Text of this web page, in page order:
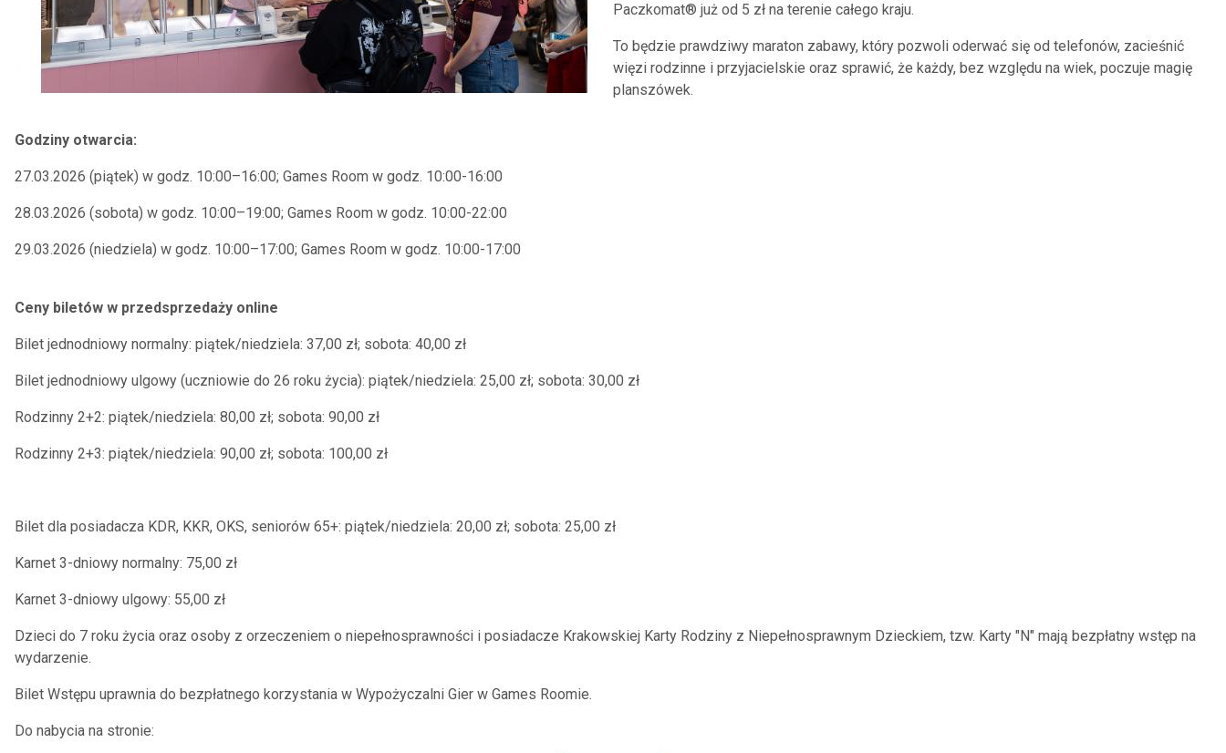
Paczkomat® już od 5 zł na terenie całego kraju.
To będzie prawdziwy maraton zabawy, który pozwoli oderwać się od telefonów, zacieśnić
więzi rodzinne i przyjacielskie oraz sprawić, że każdy, bez względu na wiek, poczuje magię
planszówek.
Godziny otwarcia:
27.03.2026 (piątek) w godz. 10:00–16:00; Games Room w godz. 10:00-16:00
28.03.2026 (sobota) w godz. 10:00–19:00; Games Room w godz. 10:00-22:00
29.03.2026 (niedziela) w godz. 10:00–17:00; Games Room w godz. 10:00-17:00
Ceny biletów w przedsprzedaży online
Bilet jednodniowy normalny: piątek/niedziela: 37,00 zł; sobota: 40,00 zł
Bilet jednodniowy ulgowy (uczniowie do 26 roku życia): piątek/niedziela: 25,00 zł; sobota: 30,00 zł
Rodzinny 2+2: piątek/niedziela: 80,00 zł; sobota: 90,00 zł
Rodzinny 2+3: piątek/niedziela: 90,00 zł; sobota: 100,00 zł
Bilet dla posiadacza KDR, KKR, OKS, seniorów 65+: piątek/niedziela: 20,00 zł; sobota: 25,00 zł
Karnet 3-dniowy normalny: 75,00 zł
Karnet 3-dniowy ulgowy: 55,00 zł
Dzieci do 7 roku życia oraz osoby z orzeczeniem o niepełnosprawności i posiadacze Krakowskiej Karty Rodziny z Niepełnosprawnym Dzieckiem, tzw. Karty "N" mają bezpłatny wstęp na
wydarzenie.
Bilet Wstępu uprawnia do bezpłatnego korzystania w Wypożyczalni Gier w Games Roomie.
Do nabycia na stronie: